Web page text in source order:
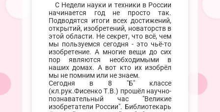
С Недели науки и техники в России
начинается год не просто так.
Подводятся итоги всех достижений,
открытий, изобретений, новаторств в
этой области. Не секрет, что всё, чем
мы пользуемся сегодня - это чьё-то
изобретение. А многие вещи до сих
пор являются необходимыми в
наших домах. А вот кто их изобрёл
мы не помним или не знаем.
Сегодня в 8 "Б" классе
(кл.рук.Фисенко Т.В.) прошёл научно-
познавательный час "Великие
изобретатели России". Библиотекарь